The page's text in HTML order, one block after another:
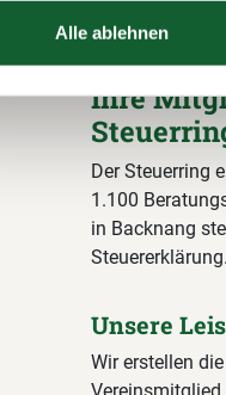
Alle ablehnen
Ihre
Der Steuerring
1.100
in Backnang
Steuererklärung.
Unsere
Wir erstellen